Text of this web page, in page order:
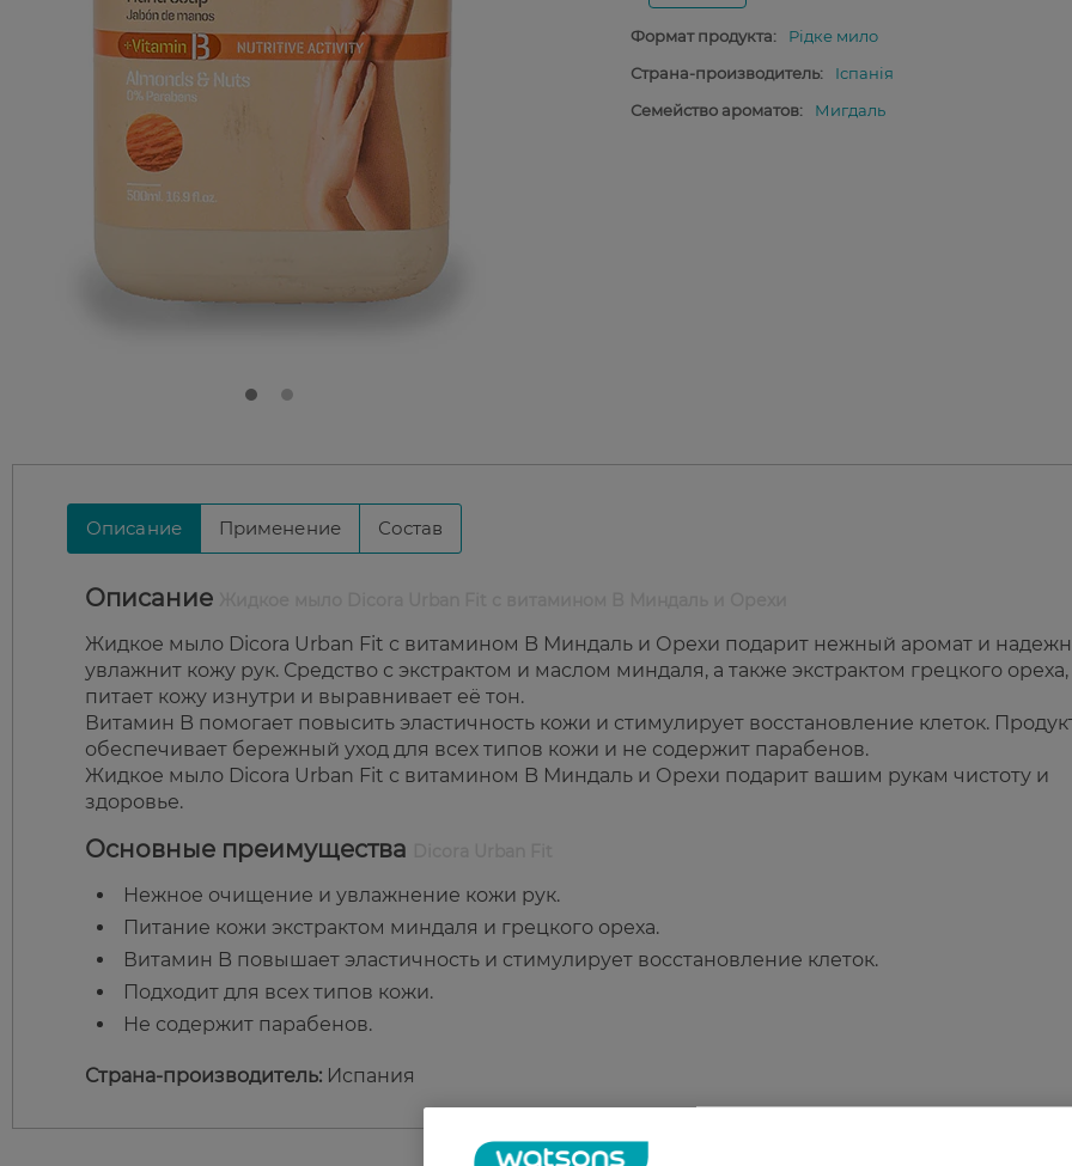
Формат продукта:
Рідке мило
Страна-производитель:
Іспанія
Семейство ароматов:
Мигдаль
Описание Применение Состав
Описание
Жидкое мыло Dicora Urban Fit с витамином B Миндаль и Орехи подарит нежный аромат и
увлажнит кожу рук. Средство с экстрактом и маслом миндаля, а также экстрактом грецкого ореха,
питает кожу изнутри и выравнивает её тон.
Витамин B помогает повысить эластичность кожи и стимулирует восстановление клеток.
обеспечивает бережный уход для всех типов кожи и не содержит парабенов.
Жидкое мыло Dicora Urban Fit с витамином B Миндаль и Орехи подарит вашим рукам чистоту и
здоровье.
Основные преимущества
Нежное очищение и увлажнение кожи рук.
Питание кожи экстрактом миндаля и грецкого ореха.
Витамин B повышает эластичность и стимулирует восстановление клеток.
Подходит для всех типов кожи.
Не содержит парабенов.
Страна-производитель: Испания